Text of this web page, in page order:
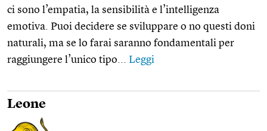
ci sono l’empatia, la sensibilità e l’intelligenza
emotiva. Puoi decidere se sviluppare o no questi doni
naturali, ma se lo farai saranno fondamentali per
raggiungere l’unico tipo... Leggi
Leone